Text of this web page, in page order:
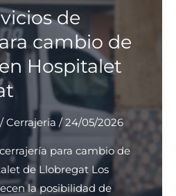
de
cambio de
Hospitalet
/Cerrajeria /24/05/2026
para cambio de
de Llobregat Los
la posibilidad de